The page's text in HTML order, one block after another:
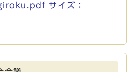
サイズ：